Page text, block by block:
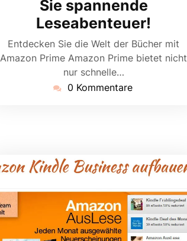
Sie spannende
Leseabenteuer!
Entdecken Sie die Welt der Bücher mit
Amazon Prime Amazon Prime bietet nicht
nur schnelle…
0 Kommentare